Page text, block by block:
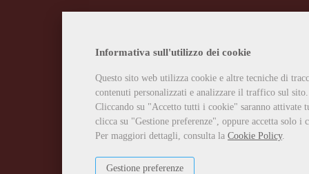
Informativa sull'utilizzo dei cookie
Questo sito web utilizza cookie e altre tecniche di
contenuti personalizzati e analizzare il traffico sul sito.
Cliccando su "Accetto tutti i cookie" saranno attivate
clicca su "Gestione preferenze", oppure accetta solo
Per maggiori dettagli, consulta la Cookie Policy.
Gestione preferenze